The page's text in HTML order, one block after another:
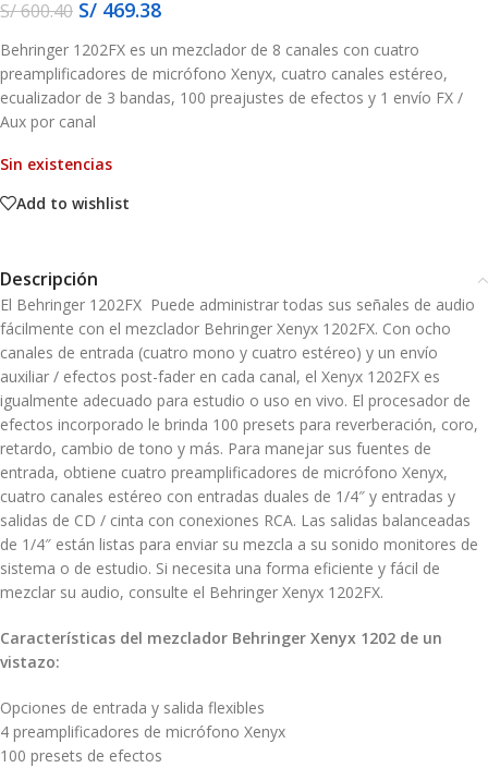
S/600.40 S/ 469.38
Behringer 1202FX es un mezclador de 8 canales con cuatro
preamplificadores de micrófono Xenyx, cuatro canales estéreo,
ecualizador de 3 bandas, 100 preajustes de efectos y 1 envío FX /
Aux por canal
Sin existencias
Add to wishlist
Descripción
El Behringer 1202FX Puede administrar todas sus señales de audio
fácilmente con el mezclador Behringer Xenyx 1202FX. Con ocho
canales de entrada (cuatro mono y cuatro estéreo) y un envío
auxiliar / efectos post-fader en cada canal, el Xenyx 1202FX es
igualmente adecuado para estudio o uso en vivo. El procesador de
efectos incorporado le brinda 100 presets para reverberación, coro,
retardo, cambio de tono y más. Para manejar sus fuentes de
entrada, obtiene cuatro preamplificadores de micrófono Xenyx,
cuatro canales estéreo con entradas duales de 1/4″ y entradas y
salidas de CD / cinta con conexiones RCA. Las salidas balanceadas
de 1/4″ están listas para enviar su mezcla a su sonido monitores de
sistema o de estudio. Si necesita una forma eficiente y fácil de
mezclar su audio, consulte el Behringer Xenyx 1202FX.
Características del mezclador Behringer Xenyx 1202 de un
vistazo:
Opciones de entrada y salida flexibles
4 preamplificadores de micrófono Xenyx
100 presets de efectos